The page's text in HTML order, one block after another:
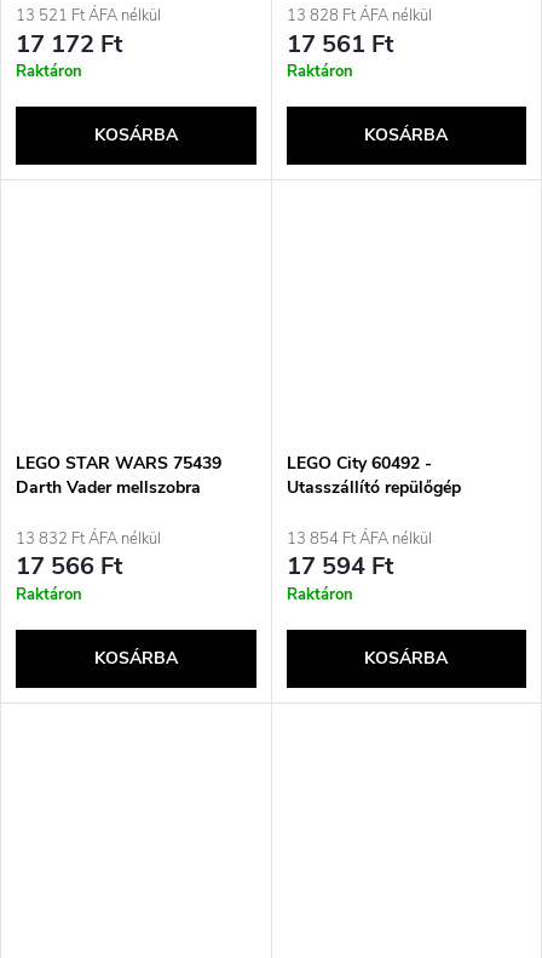
13 521 Ft ÁFA nélkül
17 172 Ft
Raktáron
KOSÁRBA
13 828 Ft ÁFA nélkül
17 561 Ft
Raktáron
KOSÁRBA
LEGO STAR WARS 75439
Darth Vader mellszobra
13 832 Ft ÁFA nélkül
17 566 Ft
Raktáron
KOSÁRBA
LEGO City 60492 -
Utasszállító repülőgép
13 854 Ft ÁFA nélkül
17 594 Ft
Raktáron
KOSÁRBA